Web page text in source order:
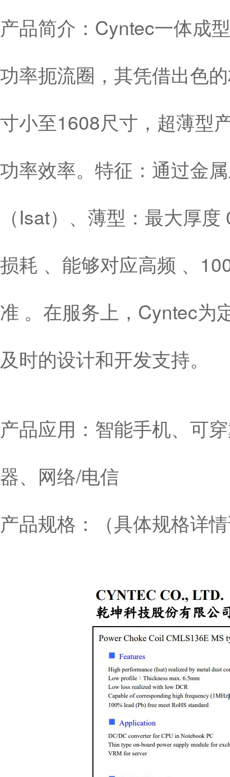
产品简介：Cyntec一体成
功率扼流圈，其凭借出色
寸小至1608尺寸，超薄型
功率效率。特征：通过金
（Isat）、薄型：最大厚
损耗 、能够对应高频 、
准 。在服务上，Cyntec为
及时的设计和开发支持。
产品应用：智能手机、可
器、网络/电信
产品规格：（具体规格详